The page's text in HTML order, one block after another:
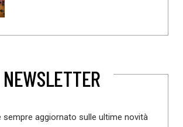
NEWSLETTER
sempre aggiornato sulle ultime novità